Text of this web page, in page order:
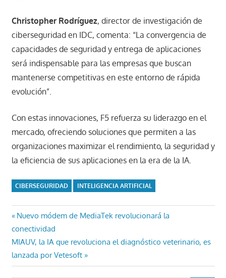
Christopher Rodríguez, director de investigación de
ciberseguridad en IDC, comenta: “La convergencia de
capacidades de seguridad y entrega de aplicaciones
será indispensable para las empresas que buscan
mantenerse competitivas en este entorno de rápida
evolución”. ​
Con estas innovaciones, F5 refuerza su liderazgo en el
mercado, ofreciendo soluciones que permiten a las
organizaciones maximizar el rendimiento, la seguridad y
la eficiencia de sus aplicaciones en la era de la IA.
CIBERSEGURIDAD INTELIGENCIA ARTIFICIAL
Navegación
de
entradas
Entrada
anterior:
Nuevo módem de MediaTek revolucionará la
conectividad
Entrada
siguiente:
MIAUV, la IA que revoluciona el diagnóstico veterinario, es
lanzada por Vetesoft